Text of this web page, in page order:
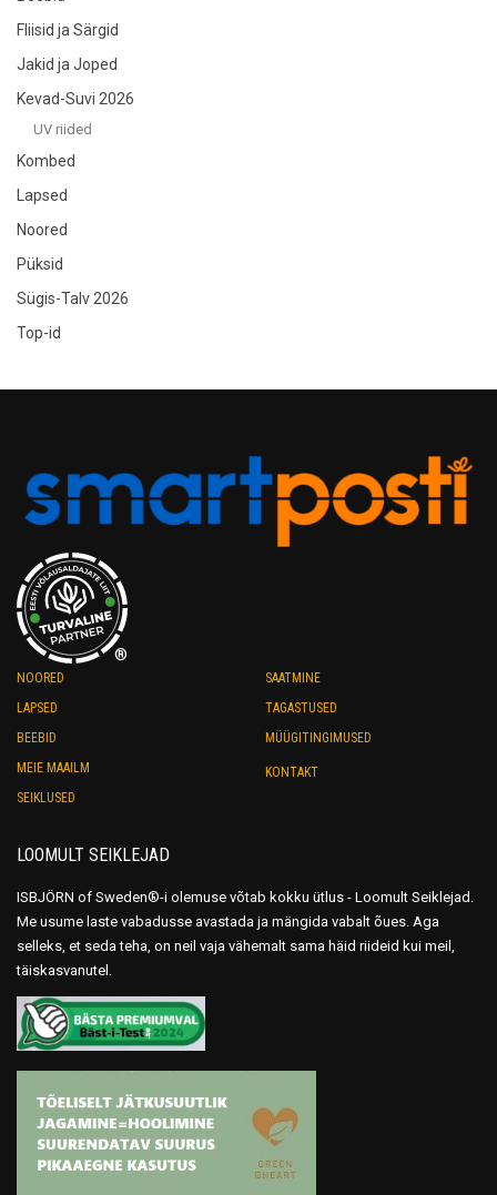
Fliisid ja Särgid
Jakid ja Joped
Kevad-Suvi 2026
UV riided
Kombed
Lapsed
Noored
Püksid
Sügis-Talv 2026
Top-id
®
NOORED
LAPSED
BEEBID
MEIE MAAILM
SEIKLUSED
SAATMINE
TAGASTUSED
MÜÜGITINGIMUSED
KONTAKT
LOOMULT SEIKLEJAD
ISBJÖRN of Sweden®-i olemuse võtab kokku ütlus - Loomult Seiklejad.
Me usume laste vabadusse avastada ja mängida vabalt õues. Aga
selleks, et seda teha, on neil vaja vähemalt sama häid riideid kui meil,
täiskasvanutel.